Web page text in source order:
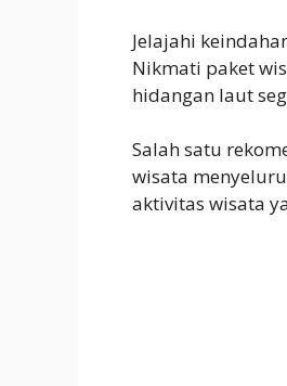
Jelajahi
Nikmati paket
hidangan laut
Salah satu
wisata
aktivitas wisata